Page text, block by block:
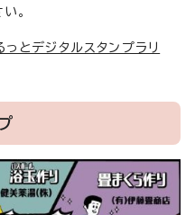
。
とデジタルスタンプラリ